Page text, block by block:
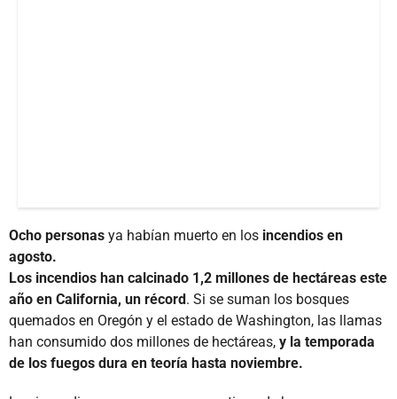
Ocho personas ya habían muerto en los incendios en
agosto.
Los incendios han calcinado 1,2 millones de hectáreas este
año en California, un récord . Si se suman los bosques
quemados en Oregón y el estado de Washington, las llamas
han consumido dos millones de hectáreas, y la temporada
de los fuegos dura en teoría hasta noviembre.